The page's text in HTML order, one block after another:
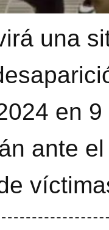
una
en
ante